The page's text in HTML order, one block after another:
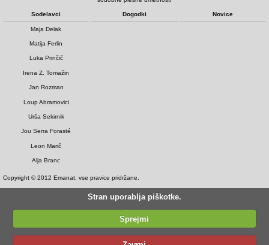
Sodelavci
Maja Delak
Matija Ferlin
Luka Prinčič
Irena Z. Tomažin
Jan Rozman
Loup Abramovici
Urša Sekirnik
Jou Serra Forasté
Leon Marič
Alja Branc
Dogodki Novice
Copyright © 2012 Emanat, vse pravice pridržane.
Stran uporablja piškotke.
Sprejmi